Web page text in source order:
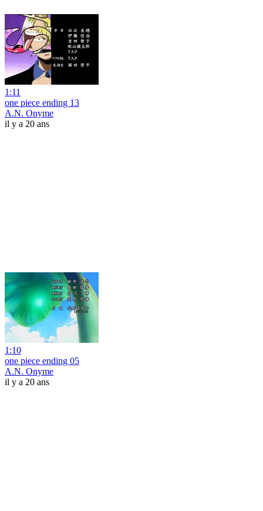
1:11
one piece ending 13
A.N. Onyme
il y a 20 ans
1:10
one piece ending 05
A.N. Onyme
il y a 20 ans